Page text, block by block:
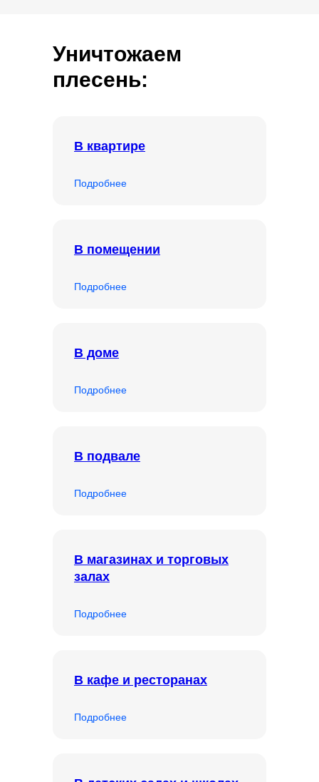
Уничтожаем
плесень:
В квартире
Подробнее
В помещении
Подробнее
В доме
Подробнее
В подвале
Подробнее
В магазинах и торговых
залах
Подробнее
В кафе и ресторанах
Подробнее